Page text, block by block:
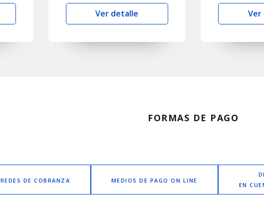
Ver detalle Ver
FORMAS DE PAGO
REDES DE COBRANZA MEDIOS DE PAGO ON LINE
EN